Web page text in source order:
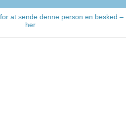
at sende denne person en besked –
her